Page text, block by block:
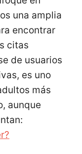
una amplia
encontrar
citas
de usuarios
es uno
más
aunque